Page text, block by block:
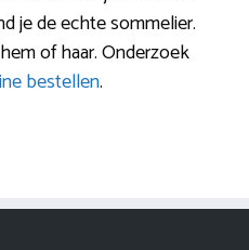
je de echte sommelier.
of haar. Onderzoek
bestellen.